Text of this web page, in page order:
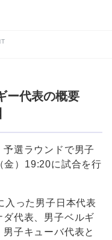
ー代表の概要
選ラウンドで男子
金）19:20に試合を行
った男子日本代表
代表、男子ベルギ
子キューバ代表と